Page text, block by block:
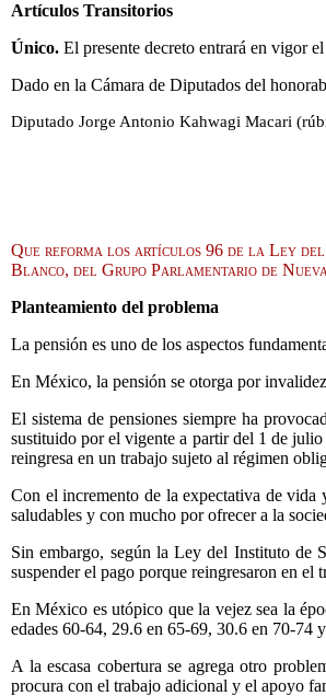
Artículos Transitorios
Único. El presente decreto entrará en vigor
Dado en la Cámara de Diputados del
Diputado Jorge Antonio Kahwagi Macari
Que reforma los artículos 96 de la Ley
Blanco, del Grupo Parlamentario de
Planteamiento del problema
La pensión es uno de los aspectos
En México, la pensión se otorga por
El sistema de pensiones siempre ha
sustituido por el vigente a partir del 1 de julio
reingresa en un trabajo sujeto al régimen
Con el incremento de la expectativa de vida
saludables y con mucho por ofrecer a la
Sin embargo, según la Ley del Instituto de
suspender el pago porque reingresaron en el
En México es utópico que la vejez sea la
edades 60-64, 29.6 en 65-69, 30.6 en 70-74
A la escasa cobertura se agrega otro
procura con el trabajo adicional y el apoyo